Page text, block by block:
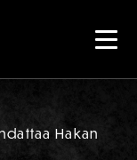
Hakan